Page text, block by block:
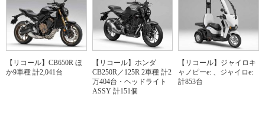
【リコール】CB650R ほ
か9車種 計2,041台
【リコール】ホンダ
CB250R／125R 2車種 計2
万404台・ヘッドライト
ASSY 計151個
【リコール】ジャイロキ
ャノピーe: 、ジャイロe:
計853台